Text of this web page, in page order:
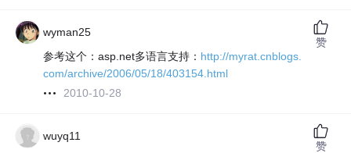
wyman25
参考这个：asp.net多语言支持： http://myrat.cnblogs.
com/archive/2006/05/18/403154.html
2010-10-28
赞
wuyq11
赞